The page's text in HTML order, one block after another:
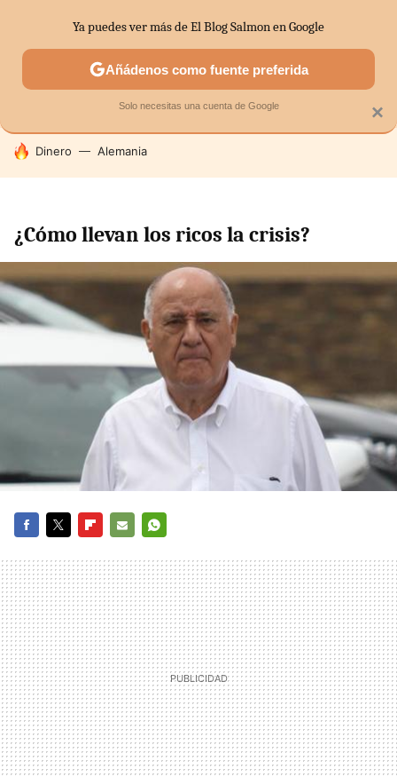
SECTORES ECONOMÍA DOMÉSTICA MERCADOS
HOY SE HABLA DE
Dinero Alemania
¿Cómo llevan los ricos la crisis?
MAIL
×
Ya puedes ver más de El Blog Salmon en Google
Añádenos como fuente preferida
Solo necesitas una cuenta de Google